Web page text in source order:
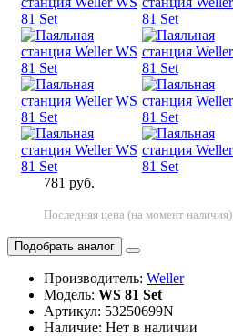
781 руб.
Последняя цена (на момент наличия)
Подобрать аналог
Производитель: Weller
Модель: WS 81 Set
Артикул: 53250699N
Наличие: Нет в наличии